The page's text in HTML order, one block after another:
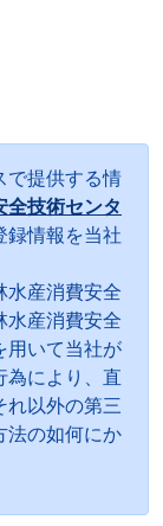
で提供する情
技術センタ
録情報を当社
水産消費安全
水産消費安全
用いて当社が
為により、直
れ以外の第三
法の如何にか